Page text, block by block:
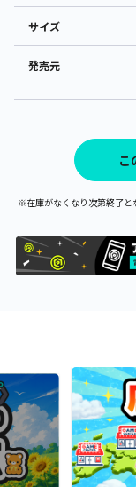
サイズ
発売元
こ
※在庫がなくなり次第終了と